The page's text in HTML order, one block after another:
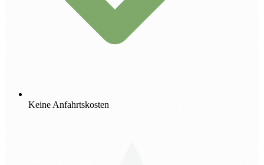
Keine Anfahrtskosten